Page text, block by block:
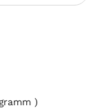
)